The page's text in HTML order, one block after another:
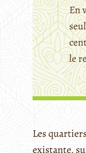
En
le
Les
existante,